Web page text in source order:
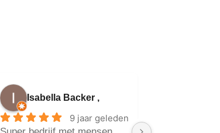
Isabella Backer ,
9 jaar geleden